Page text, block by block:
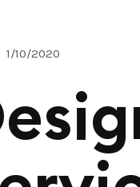
1/10/2020